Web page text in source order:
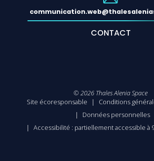
CONTACT
© 2026 Thales Alenia Space
Site écoresponsable
Conditions
Données personnelles
Accessibilité : partiellement accessible à